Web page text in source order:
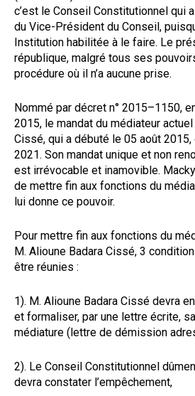
c’est le Conseil Constitutionnel qui
du Vice-Président du Conseil,
Institution habilitée à le faire. Le
république, malgré tous ses
procédure où il n’a aucune prise.
Nommé par décret n° 2015–1150,
2015, le mandat du médiateur
Cissé, qui a débuté le 05 août
2021. Son mandat unique et non
est irrévocable et inamovible. Macky
de mettre fin aux fonctions du
lui donne ce pouvoir.
Pour mettre fin aux fonctions du
M. Alioune Badara Cissé, 3
être réunies :
1). M. Alioune Badara Cissé devra
et formaliser, par une lettre écrite,
médiature (lettre de démission
2). Le Conseil Constitutionnel
devra constater l’empêchement,